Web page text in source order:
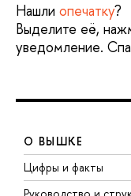
Нашли опечатку?
Выделите её,
уведомление.
О ВЫШКЕ
Цифры и факты